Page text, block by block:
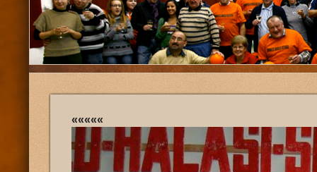
«««««